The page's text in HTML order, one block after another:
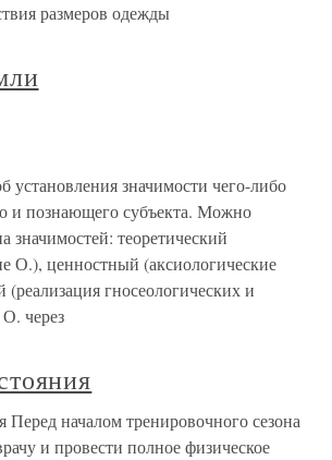
размеров одежды
значимости чего-либо
и познающего субъекта. Можно
значимостей: теоретический
О.), ценностный (аксиологические
гносеологических и
через
Перед началом тренировочного сезона
и провести полное физическое